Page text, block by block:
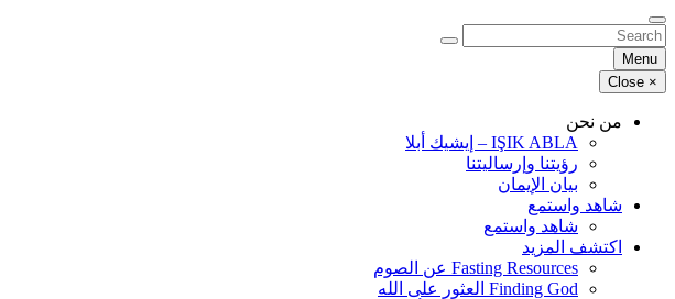
البحث
عن:
Menu
×
من نحن
IŞIK ABLA – إيشيك أبلا
رؤيتنا وإرساليتنا
بيان الإيمان
شاهد واستمع
شاهد واستمع
اكتشف المزيد
Fasting Resources عن الصوم
Finding God العثور على الله